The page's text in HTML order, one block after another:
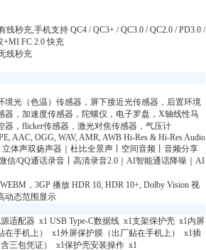
线秒充,手机支持 QC4 / QC3+ / QC3.0 / QC2.0 / PD3.0 /
+MI FC 2.0 快充
线秒充
境光（色温）传感器，屏下接近光传感器，后置环境
器，加速度传感器，陀螺仪，电子罗盘，X轴线性马
器，flicker传感器，激光对焦传感器，气压计
AAC, OGG, WAV, AMR, AWB Hi-Res & Hi-Res Audio
立体声双扬声器｜杜比全景声丨空间音频丨音频分享
微信/QQ通话录音丨高清录音2.0｜AI智能通话降噪｜AI
，3GP 播放 HDR 10, HDR 10+, Dolby Vision 视
动态范围显示
适配器 x1 USB Type-C数据线 x1支架保护壳 x1内屏
在手机上） x1外屏保护膜（出厂贴在手机上） x1插
三包凭证） x1保护壳安装操作 x1